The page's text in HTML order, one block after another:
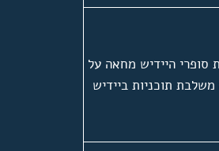
היידיש מחאה על
תוכניות ביידיש